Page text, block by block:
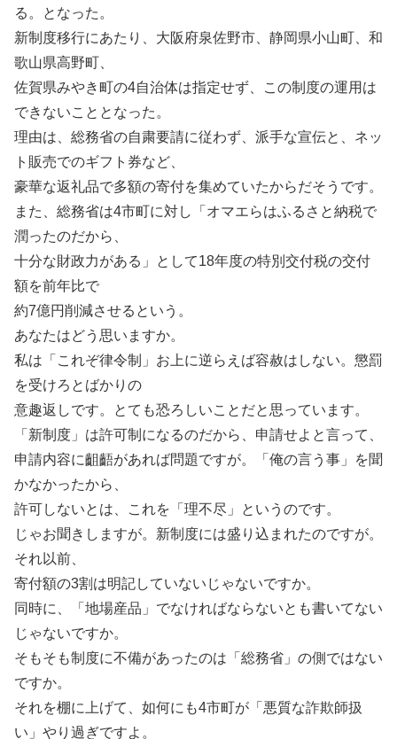
る。となった。
新制度移行にあたり、大阪府泉佐野市、静岡県小山町、和
歌山県高野町、
佐賀県みやき町の4自治体は指定せず、この制度の運用は
できないこととなった。
理由は、総務省の自粛要請に従わず、派手な宣伝と、ネッ
ト販売でのギフト券など、
豪華な返礼品で多額の寄付を集めていたからだそうです。
また、総務省は4市町に対し「オマエらはふるさと納税で
潤ったのだから、
十分な財政力がある」として18年度の特別交付税の交付
額を前年比で
約7億円削減させるという。
あなたはどう思いますか。
私は「これぞ律令制」お上に逆らえば容赦はしない。懲罰
を受けろとばかりの
意趣返しです。とても恐ろしいことだと思っています。
「新制度」は許可制になるのだから、申請せよと言って、
申請内容に齟齬があれば問題ですが。「俺の言う事」を聞
かなかったから、
許可しないとは、これを「理不尽」というのです。
じゃお聞きしますが。新制度には盛り込まれたのですが。
それ以前、
寄付額の3割は明記していないじゃないですか。
同時に、「地場産品」でなければならないとも書いてない
じゃないですか。
そもそも制度に不備があったのは「総務省」の側ではない
ですか。
それを棚に上げて、如何にも4市町が「悪質な詐欺師扱
い」やり過ぎですよ。